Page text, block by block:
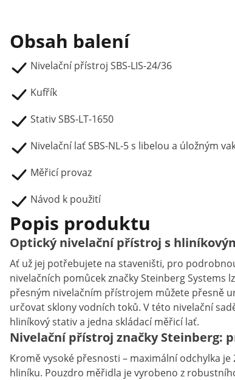
Obsah balení
Nivelační přístroj SBS-LIS-24/36
Kufřík
Stativ SBS-LT-1650
Nivelační lať SBS-NL-5 s libelou a úložným
Měřicí provaz
Návod k použití
Popis produktu
Optický nivelační přístroj s
Ať už jej potřebujete na staveništi, pro
nivelačních pomůcek značky Steinberg Systems
přesným nivelačním přístrojem můžete přesně
určovat sklony vodních toků. V této nivelační
hliníkový stativ a jedna skládací měřicí lať.
Nivelační přístroj značky Steinberg:
Kromě vysoké přesnosti – maximální odchylka
hliníku. Pouzdro měřidla je vyrobeno z